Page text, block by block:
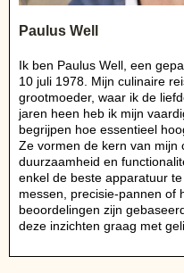
Paulus Well
Ik ben Paulus Well, een
10 juli 1978. Mijn culinaire
grootmoeder, waar ik de
jaren heen heb ik mijn
begrijpen hoe essentieel
Ze vormen de kern van mijn
duurzaamheid en
enkel de beste apparatuur
messen, precisie-pannen of
beoordelingen zijn
deze inzichten graag met